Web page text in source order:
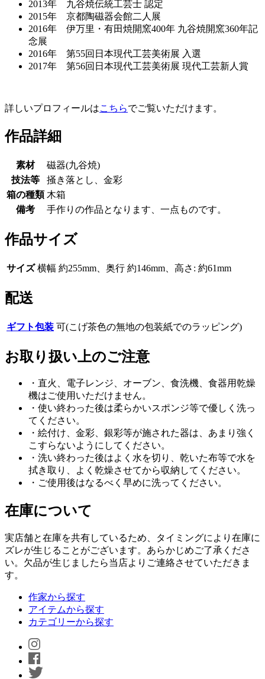
2013年 九谷焼伝統工芸士 認定
2015年 京都陶磁器会館二人展
2016年 伊万里・有田焼開窯400年 九谷焼開窯360年記
念展
2016年 第55回日本現代工芸美術展 入選
2017年 第56回日本現代工芸美術展 現代工芸新人賞
詳しいプロフィールはこちらでご覧いただけます。
作品詳細
素材
磁器(九谷焼)
技法等
掻き落とし、金彩
箱の種類 木箱
備考
手作りの作品となります、一点ものです。
作品サイズ
サイズ 横幅 約255mm、奥行 約146mm、高さ: 約61mm
配送
ギフト包装 可(こげ茶色の無地の包装紙でのラッピング)
お取り扱い上のご注意
・直火、電子レンジ、オーブン、食洗機、食器用乾燥
機はご使用いただけません。
・使い終わった後は柔らかいスポンジ等で優しく洗っ
てください。
・絵付け、金彩、銀彩等が施された器は、あまり強く
こすらないようにしてください。
・洗い終わった後はよく水を切り、乾いた布等で水を
拭き取り、よく乾燥させてから収納してください。
・ご使用後はなるべく早めに洗ってください。
在庫について
実店舗と在庫を共有しているため、タイミングにより在庫に
ズレが生じることがございます。あらかじめご了承くださ
い。欠品が生じましたら当店よりご連絡させていただきま
す。
作家から探す
アイテムから探す
カテゴリーから探す